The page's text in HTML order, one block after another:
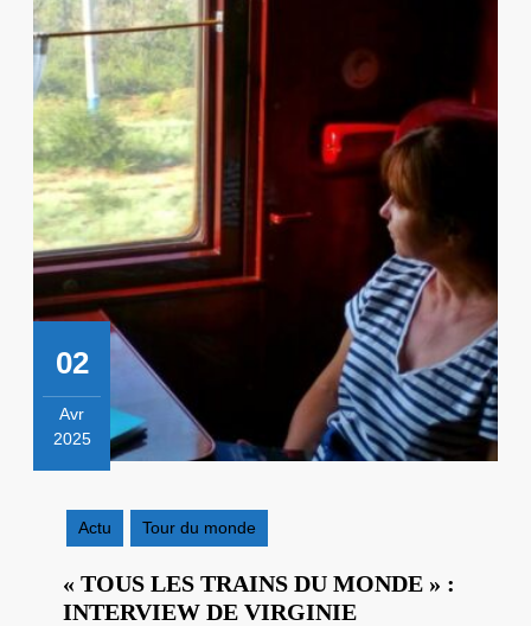
02
Avr
2025
2025
Actu
Tour du monde
« TOUS LES TRAINS DU MONDE » :
INTERVIEW DE VIRGINIE« TOUS